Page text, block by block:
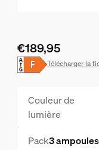
Le prix actuel est
€189,95
Télécharger la
Couleur de
lumière
Pack3 ampoules